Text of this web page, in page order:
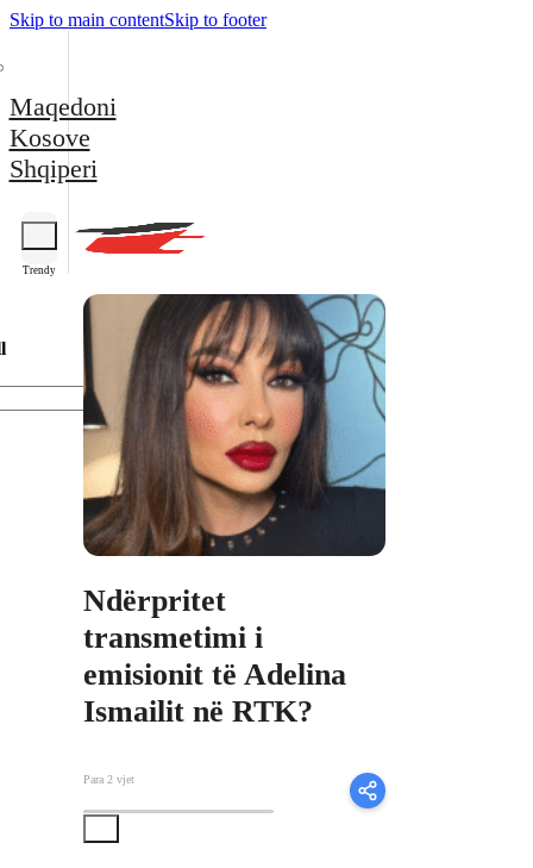
Skip to main contentSkip to footer
Maqedoni
Kosove
Shqiperi
Trendy
Ndërpritet
transmetimi i
emisionit të Adelina
Ismailit në RTK?
Para 2 vjet